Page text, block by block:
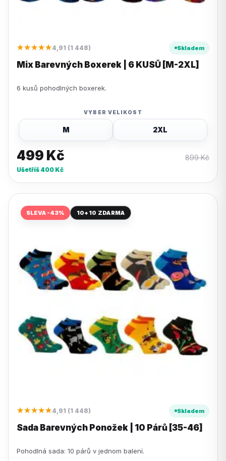
★★★★★4,91 (1 448) Skladem
Mix Barevných Boxerek | 6 KUSŮ [M-2XL]
6 kusů pohodlných boxerek.
VYBER VELIKOST
M 2XL
499 Kč 899Kč
Ušetříš 400 Kč
SLEVA -43% 10+10 ZDARMA
★★★★★4,91 (1 448) Skladem
Sada Barevných Ponožek | 10 Párů [35-46]
Pohodlná sada: 10 párů v jednom balení.